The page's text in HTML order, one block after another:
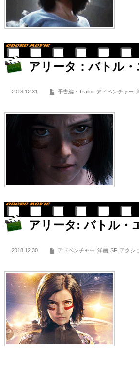
アリータ：バトル
2018.12.31 予告編・Trailer アドベンチャー
アリータ: バトル・
2018.12.30 アドベンチャー 洋画 SF アクシ